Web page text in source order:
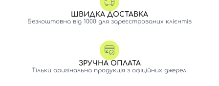
ШВИДКА ДОСТАВКА
Безкоштовна від 1000 для зареєстрованих клієнтів
ЗРУЧНА ОПЛАТА
Тільки оригінальна продукція з офіційних джерел.